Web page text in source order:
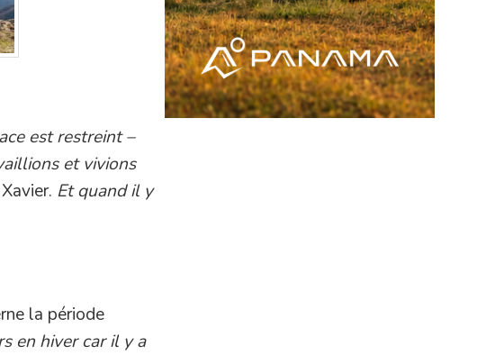
est restreint –
et vivions
Et quand il y
la période
en hiver car il y a